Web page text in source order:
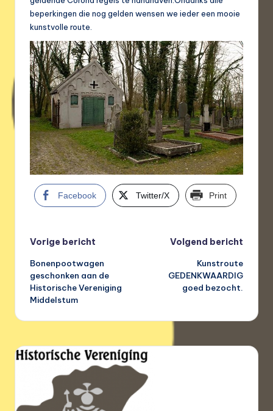
beperkingen die nog gelden wensen we ieder een mooie
kunstvolle route.
Facebook Twitter/X Print
Bericht
navigatie
Vorige bericht
Bonenpootwagen
geschonken aan de
Historische Vereniging
Middelstum
Volgend bericht
Kunstroute
GEDENKWAARDIG
goed bezocht.